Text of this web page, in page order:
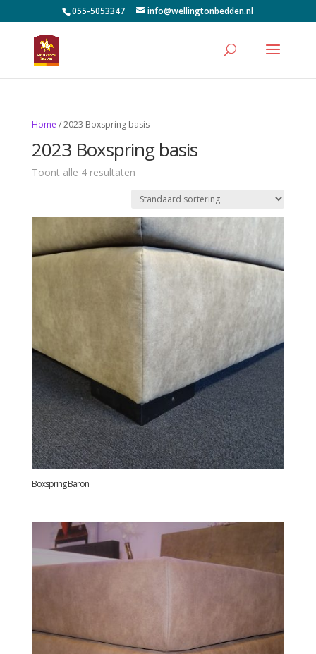
055-5053347 info@wellingtonbedden.nl
Home / 2023 Boxspring basis
2023 Boxspring basis
Toont alle 4 resultaten
Boxspring Baron